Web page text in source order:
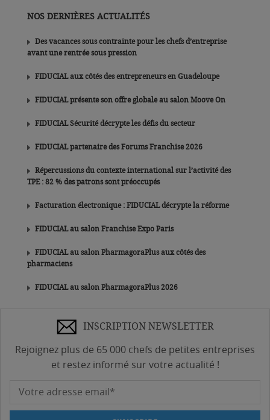
NOS DERNIÈRES ACTUALITÉS
Des vacances sous contrainte pour les chefs d’entreprise
avant une rentrée sous pression
FIDUCIAL aux côtés des entrepreneurs en Guadeloupe
FIDUCIAL présente son offre globale au salon Moove On
FIDUCIAL Sécurité décrypte les défis du secteur
FIDUCIAL partenaire des Forums Franchise 2026
Répercussions du contexte international sur l’activité des
TPE : 82 % des patrons sont préoccupés
Facturation électronique : FIDUCIAL décrypte la réforme
FIDUCIAL au salon Franchise Expo Paris
FIDUCIAL au salon PharmagoraPlus aux côtés des
pharmaciens
FIDUCIAL au salon PharmagoraPlus 2026
INSCRIPTION NEWSLETTER
Rejoignez plus de 65 000 chefs de petites entreprises
et restez informé sur votre actualité !
Votre adresse email*